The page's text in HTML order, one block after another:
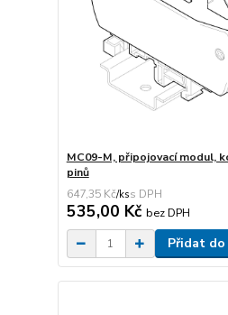
MC09-M, připojovací modul,
pinů
647,35 Kč/ks
535,00 Kč bez DPH
Přidat do